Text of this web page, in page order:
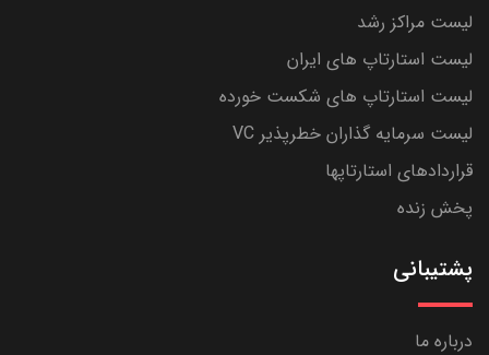
لیست مراکز رشد
لیست استارتاپ های ایران
لیست استارتاپ های شکست خورده
لیست سرمایه گذاران خطرپذیر VC
قراردادهای استارتاپها
پخش زنده
پشتیبانی
درباره ما